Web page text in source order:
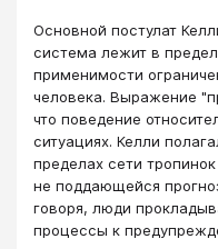
Основной постулат
система лежит в
применимости
человека. Выражение
что поведение
ситуациях. Келли
пределах сети
не поддающейся
говоря, люди
процессы к